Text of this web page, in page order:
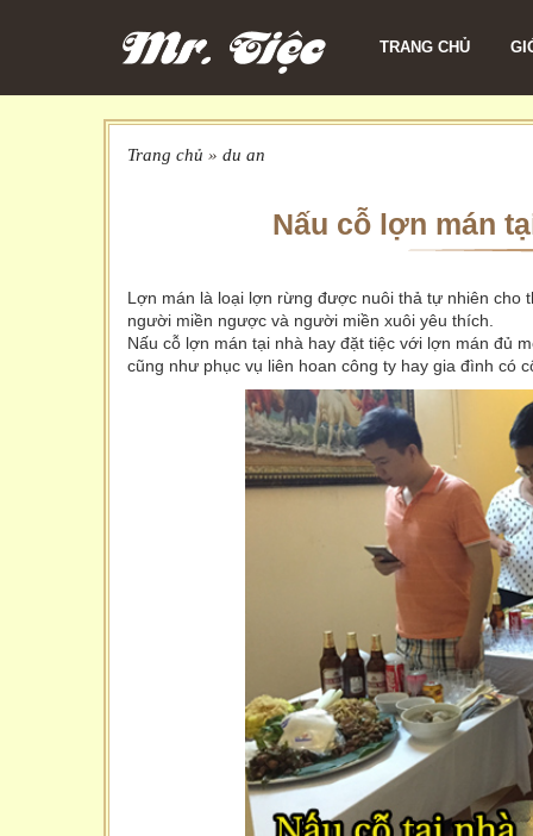
TRANG CHỦ
Trang chủ » du an
Nấu cỗ lợn mán
Lợn mán là loại lợn rừng được nuôi thả tự nhiên cho
người miền ngược và người miền xuôi yêu thích.
Nấu cỗ lợn mán tại nhà hay đặt tiệc với lợn mán đủ
cũng như phục vụ liên hoan công ty hay gia đình có